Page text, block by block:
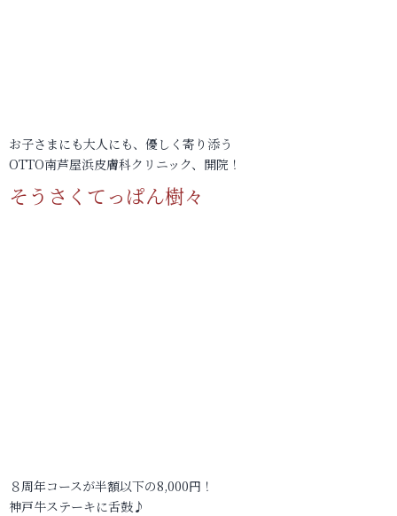
お子さまにも大人にも、優しく寄り添う
OTTO南芦屋浜皮膚科クリニック、開院！
そうさくてっぱん樹々
８周年コースが半額以下の8,000円！
神戸牛ステーキに舌鼓♪